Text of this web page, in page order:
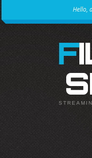
Hello,
FILM &